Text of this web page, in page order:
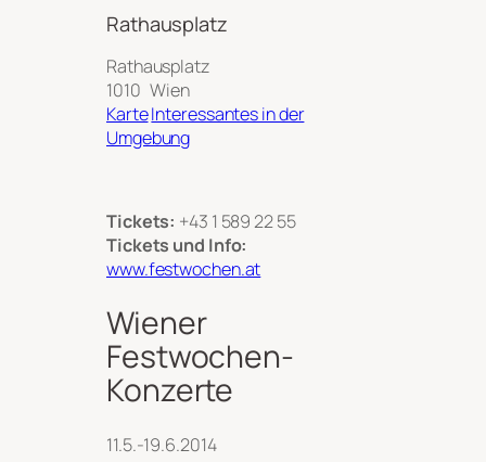
Rathausplatz
Rathausplatz
1010Wien
KarteInteressantes in der
Umgebung
Tickets: +43 1 589 22 55
Tickets und Info:
www.festwochen.at
Wiener
Festwochen-
Konzerte
11.5.-19.6.2014